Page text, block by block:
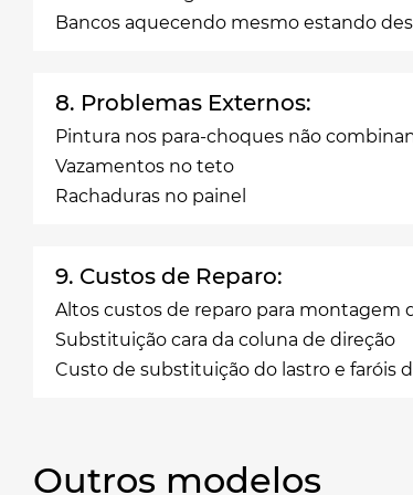
Bancos aquecendo mesmo estando
8. Problemas Externos:
Pintura nos para-choques não
Vazamentos no teto
Rachaduras no painel
9. Custos de Reparo:
Altos custos de reparo para montagem
Substituição cara da coluna de direção
Custo de substituição do lastro e faróis
Outros modelos